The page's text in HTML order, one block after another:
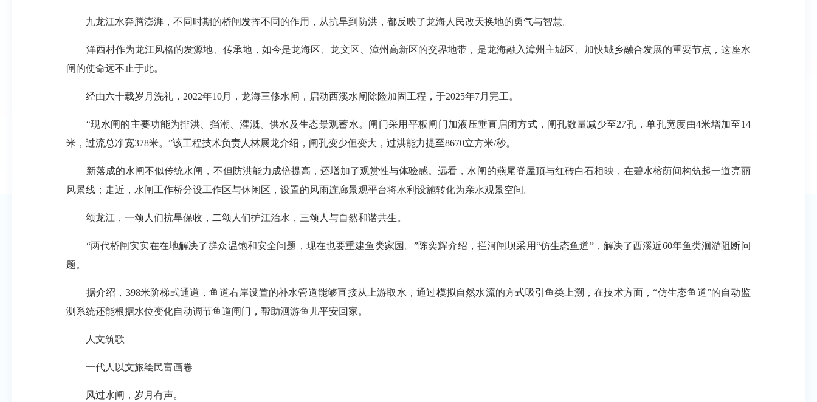
九龙江水奔腾澎湃，不同时期的桥闸发挥不同的作用，从抗旱到防洪，都反映了龙海人民改天换地的勇气与智慧。
洋西村作为龙江风格的发源地、传承地，如今是龙海区、龙文区、漳州高新区的交界地带，是龙海融入漳州主城区、加快城乡融合发展的重要节点，这座水
闸的使命远不止于此。
经由六十载岁月洗礼，2022年10月，龙海三修水闸，启动西溪水闸除险加固工程，于2025年7月完工。
“现水闸的主要功能为排洪、挡潮、灌溉、供水及生态景观蓄水。闸门采用平板闸门加液压垂直启闭方式，闸孔数量减少至27孔，单孔宽度由4米增加至14
米，过流总净宽378米。”该工程技术负责人林展龙介绍，闸孔变少但变大，过洪能力提至8670立方米/秒。
新落成的水闸不似传统水闸，不但防洪能力成倍提高，还增加了观赏性与体验感。远看，水闸的燕尾脊屋顶与红砖白石相映，在碧水榕荫间构筑起一道亮丽
风景线；走近，水闸工作桥分设工作区与休闲区，设置的风雨连廊景观平台将水利设施转化为亲水观景空间。
颂龙江，一颂人们抗旱保收，二颂人们护江治水，三颂人与自然和谐共生。
“两代桥闸实实在在地解决了群众温饱和安全问题，现在也要重建鱼类家园。”陈奕辉介绍，拦河闸坝采用“仿生态鱼道”，解决了西溪近60年鱼类洄游阻断问
题。
据介绍，398米阶梯式通道，鱼道右岸设置的补水管道能够直接从上游取水，通过模拟自然水流的方式吸引鱼类上溯，在技术方面，“仿生态鱼道”的自动监
测系统还能根据水位变化自动调节鱼道闸门，帮助洄游鱼儿平安回家。
人文筑歌
一代人以文旅绘民富画卷
风过水闸，岁月有声。